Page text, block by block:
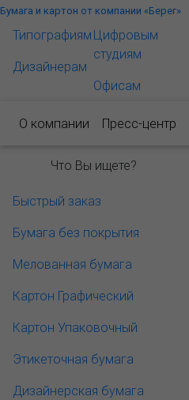
Бумага и картон от компании «Берег»
Типографиям
Дизайнерам
Цифровым
студиям
Офисам
О компании Пресс-центр
Что Вы ищете?
Быстрый заказ
Бумага без покрытия
Мелованная бумага
Картон Графический
Картон Упаковочный
Этикеточная бумага
Дизайнерская бумага